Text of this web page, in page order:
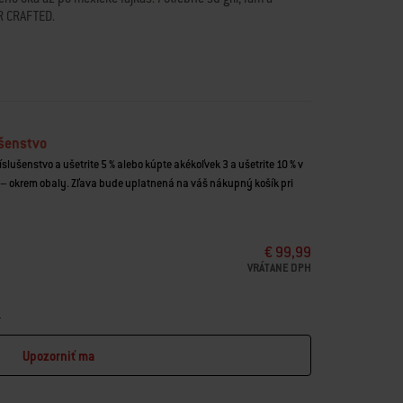
EPX4/EPX6. Vhodné aj pre grily Genesis 2016 –
smaltovanej liatine
koreniny na mieste
príslušenstvom na grilovanie WEBER CRAFTED
a ušetrite 5 % alebo kúpte akékoľvek 3 a ušetrite 10 % v
okrem obaly. Zľava bude uplatnená na váš nákupný košík pri
€ 99,99
VRÁTANE DPH
Upozorniť ma